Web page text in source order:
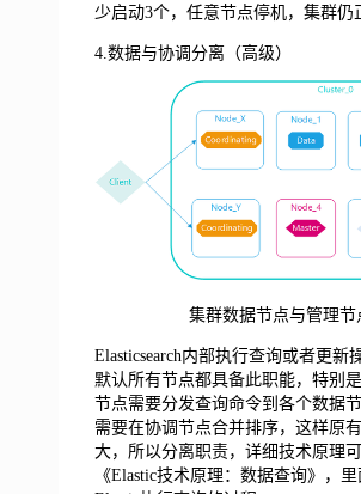
少启动3个，任意节点停机，集群仍
4.数据与协调分离（高级）
集群数据节点与管理节
Elasticsearch内部执行查询或者更新
默认所有节点都具备此职能，特别
节点需要分发查询命令到各个数据
需要在协调节点合并排序，这样原
大，所以分离职责，详细技术原理
《Elastic技术原理：数据查询》，